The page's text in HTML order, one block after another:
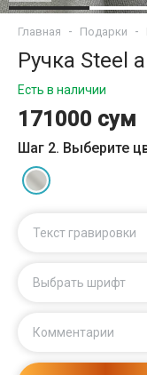
Главная Подарки
Ручка Steel
Есть в наличии
171000 сум
Шаг 2. Выберите
Текст гравировки
Выбрать шрифт
Комментарии